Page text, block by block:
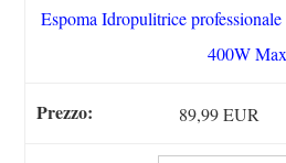
Espoma Idropulitrice
400W Max
89,99 EUR